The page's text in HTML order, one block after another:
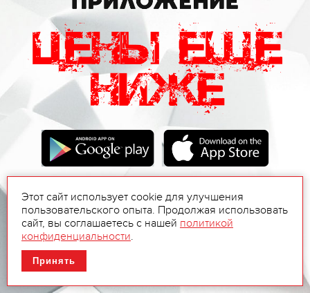
Этот сайт использует cookie для улучшения
пользовательского опыта. Продолжая использовать
сайт, вы соглашаетесь с нашей политикой
конфиденциальности.
Принять